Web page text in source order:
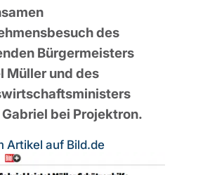
des
Bürgermeisters
Müller und des
bei Projektron.
Artikel auf Bild.de